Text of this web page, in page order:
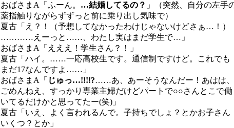
おばさまA「ふーん。 …結婚してるの？ 」（突然、自分の左手
薬指触りながらずずっと前に乗り出し気味で）
夏古「え？！（予想してなかったわけじゃないけどさぁ…！）
…………えーっと……、わたし実はまだ学生で…」
おばさまA「えええ！学生さん？！」
夏古「ハイ。……一応高校生です。通信制ですけど。これでも
まだ17なんですよ……」
おばさまA「 じゅっ…!!!!?……あ、あーそうなんだー！あはは、
ごめんねえ、すっかり専業主婦だけどパートで○○さんとこで働
いてるだけかと思ってたー(笑)」
夏古「いえ、よく言われるんで。子持ちでしょ？とかお子さん
いくつ？とか」